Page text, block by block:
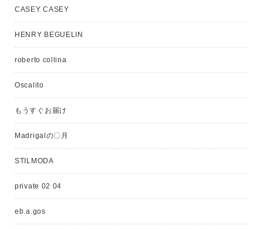
CASEY CASEY
HENRY BEGUELIN
roberto collina
Oscalito
もうすぐお届け
Madrigalの〇月
STILMODA
private 02 04
eb.a.gos